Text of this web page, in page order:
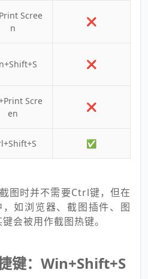
Scree
n
❌
❌
Scre
en
❌
✅
图时并不需要Ctrl键，但在
如浏览器、截图插件、图
会被用作截图热键。
键：Win+Shift+S